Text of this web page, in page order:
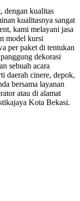
dengan kualitas
kualitasnya sangat
kami melayani jasa
model kursi
per paket di tentukan
dekorasi
sebuah acara
daerah cinere, depok,
bersama layanan
atau di alamat
Kota Bekasi.